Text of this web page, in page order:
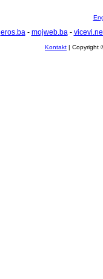
eros.ba- mojweb.ba-
Kontakt | Copyright